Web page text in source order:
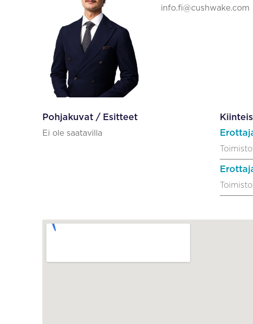
info.fi@cushwake.com
Pohjakuvat / Esitteet
Ei ole saatavilla